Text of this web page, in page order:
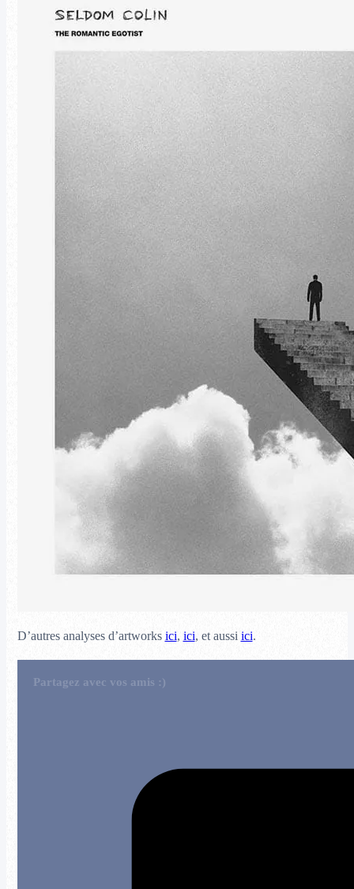
D’autres analyses d’artworks ici, ici, et aussi ici.
Partagez avec vos amis :)